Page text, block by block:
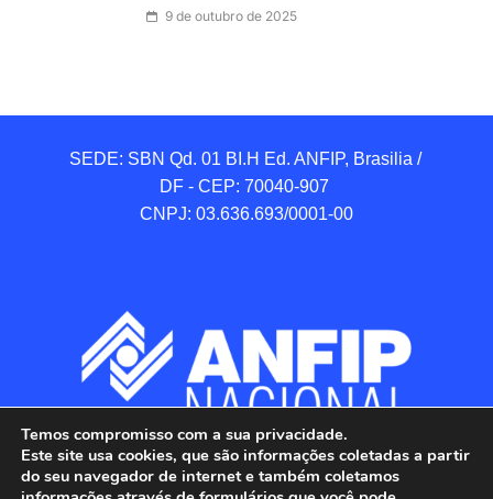
9 de outubro de 2025
SEDE: SBN Qd. 01 BI.H Ed. ANFIP, Brasilia /
DF - CEP: 70040-907
CNPJ: 03.636.693/0001-00
Temos compromisso com a sua privacidade.
Este site usa cookies, que são informações coletadas a partir
do seu navegador de internet e também coletamos